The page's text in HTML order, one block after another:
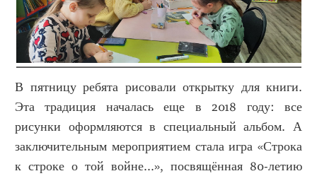
В пятницу ребята рисовали открытку для книги.
Эта традиция началась еще в 2018 году: все
рисунки оформляются в специальный альбом. А
заключительным мероприятием стала игра «Строка
к строке о той войне...», посвящённая 80-летию